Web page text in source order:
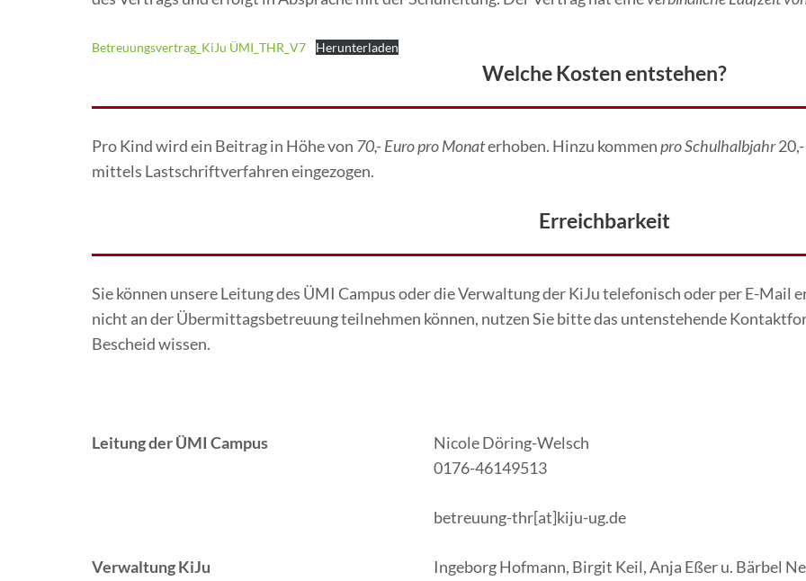
Betreuungsvertrag_KiJu ÜMI_THR_V7 Herunterladen
Welche Kosten entstehen?
Pro Kind wird ein Beitrag in Höhe von 70,- Euro pro Monaterhoben. Hinzu kommenpro Schulhalbjahr
mittels Lastschriftverfahren eingezogen.
Erreichbarkeit
Sie können unsere Leitung des ÜMI Campus oder die Verwaltung der KiJu telefonisch oder per E-
nicht an der Übermittagsbetreuung teilnehmen können, nutzen Sie bitte das untenstehende
Bescheid wissen.
Leitung der ÜMI Campus
Nicole Döring-Welsch
0176-46149513
betreuung-thr[at]kiju-ug.de
Verwaltung KiJu
Ingeborg Hofmann, Birgit Keil, Anja Eßer u. Bärbel